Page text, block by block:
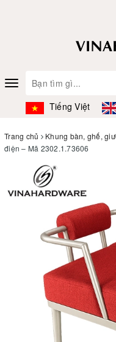
Toggle
navigation
Tiếng Việt
Trang chủ Khung bàn, ghế,
điện – Mã 2302.1.73606